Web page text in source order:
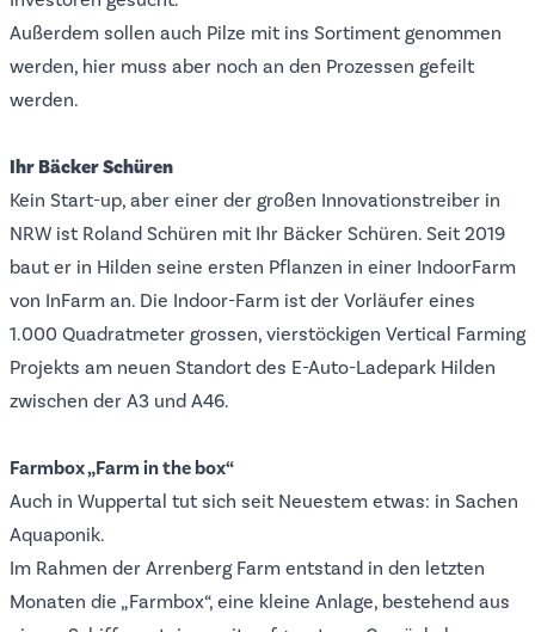
Außerdem sollen auch Pilze mit ins Sortiment genommen
werden, hier muss aber noch an den Prozessen gefeilt
werden.
Ihr Bäcker Schüren
Kein Start-up, aber einer der großen Innovationstreiber in
NRW ist Roland Schüren mit Ihr Bäcker Schüren. Seit 2019
baut er in Hilden seine ersten Pflanzen in einer IndoorFarm
von InFarm an. Die Indoor-Farm ist der Vorläufer eines
1.000 Quadratmeter grossen, vierstöckigen Vertical Farming
Projekts am neuen Standort des E-Auto-Ladepark Hilden
zwischen der A3 und A46.
Farmbox „Farm in the box“
Auch in Wuppertal tut sich seit Neuestem etwas: in Sachen
Aquaponik.
Im Rahmen der Arrenberg Farm entstand in den letzten
Monaten die „Farmbox“, eine kleine Anlage, bestehend aus